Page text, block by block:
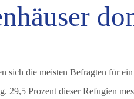
sich die meisten Befragten für
29,5 Prozent dieser Refugien